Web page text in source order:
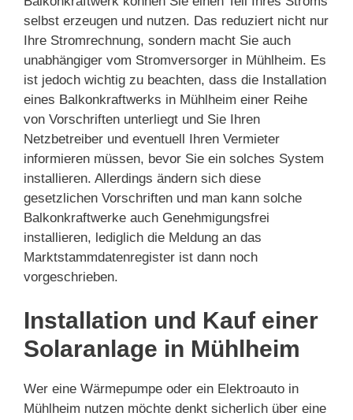
selbst erzeugen und nutzen. Das reduziert nicht nur
Ihre Stromrechnung, sondern macht Sie auch
unabhängiger vom Stromversorger in Mühlheim. Es
ist jedoch wichtig zu beachten, dass die Installation
eines Balkonkraftwerks in Mühlheim einer Reihe
von Vorschriften unterliegt und Sie Ihren
Netzbetreiber und eventuell Ihren Vermieter
informieren müssen, bevor Sie ein solches System
installieren. Allerdings ändern sich diese
gesetzlichen Vorschriften und man kann solche
Balkonkraftwerke auch Genehmigungsfrei
installieren, lediglich die Meldung an das
Marktstammdatenregister ist dann noch
vorgeschrieben.
Installation und Kauf einer
Solaranlage in Mühlheim
Wer eine Wärmepumpe oder ein Elektroauto in
Mühlheim nutzen möchte denkt sicherlich über eine